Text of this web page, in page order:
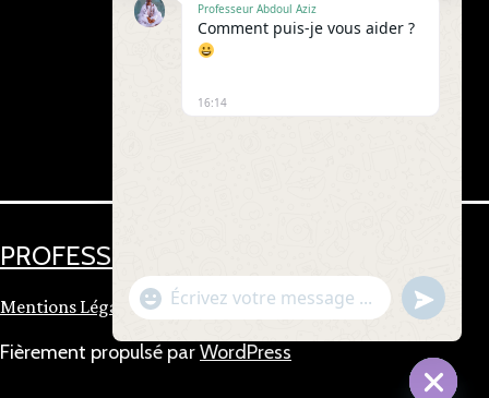
PROFESSEUR ABOUL AZIZ
Mentions Légales
Fièrement propulsé parWordPress
Professeur Abdoul Aziz
Comment puis-je vous aider ?
16:14
"+chaty_settings.lang.emoji_picker+"
WhatsApp
Message